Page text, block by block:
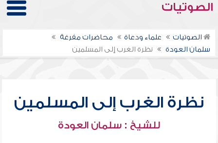
الصوتيات
الصوتيات علماء ودعاة
محاضرات مفرغة
سلمان العودة
نظرة الغرب إلى المسلمين
نظرة الغرب إلى المسلمين
للشيخ : سلمان العودة